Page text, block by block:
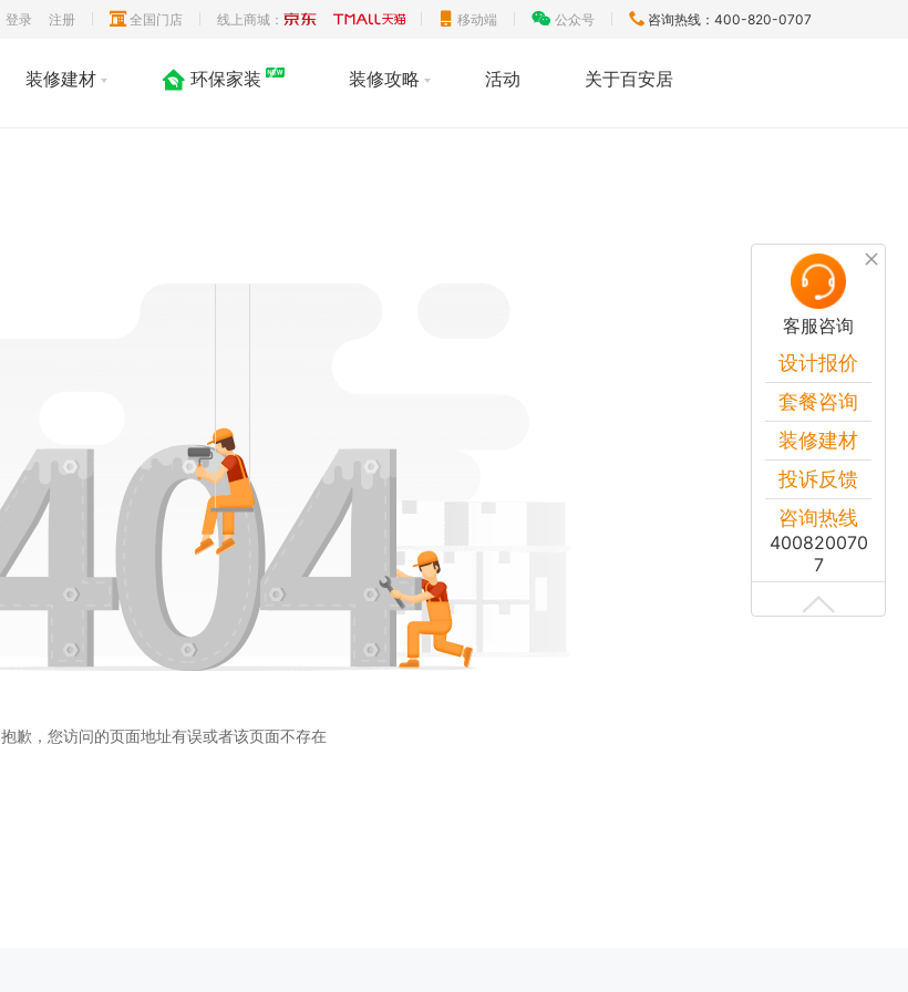
登录 注册 全国门店 线上商城： 移动端 公众号 咨询热线：400-820-0707
装修建材 环保家装 装修攻略 活动 关于百安居
客服咨询
设计报价
套餐咨询
装修建材
投诉反馈
咨询热线
400820070
7
抱歉，您访问的页面地址有误或者该页面不存在